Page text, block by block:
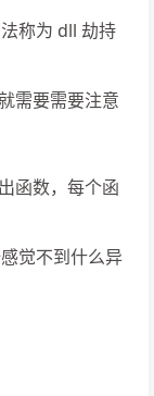
称为 dll 劫持
需要需要注意
函数，每个函
觉不到什么异